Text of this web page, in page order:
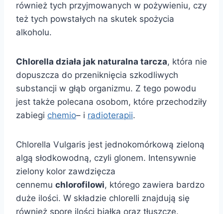
również tych przyjmowanych w pożywieniu, czy
też tych powstałych na skutek spożycia
alkoholu.
Chlorella działa jak naturalna tarcza, która nie
dopuszcza do przeniknięcia szkodliwych
substancji w głąb organizmu. Z tego powodu
jest także polecana osobom, które przechodziły
zabiegi chemio– i radioterapii.
Chlorella Vulgaris jest jednokomórkową zieloną
algą słodkowodną, czyli glonem. Intensywnie
zielony kolor zawdzięcza
cennemu chlorofilowi, którego zawiera bardzo
duże ilości. W składzie chlorelli znajdują się
również spore ilości białka oraz tłuszcze.